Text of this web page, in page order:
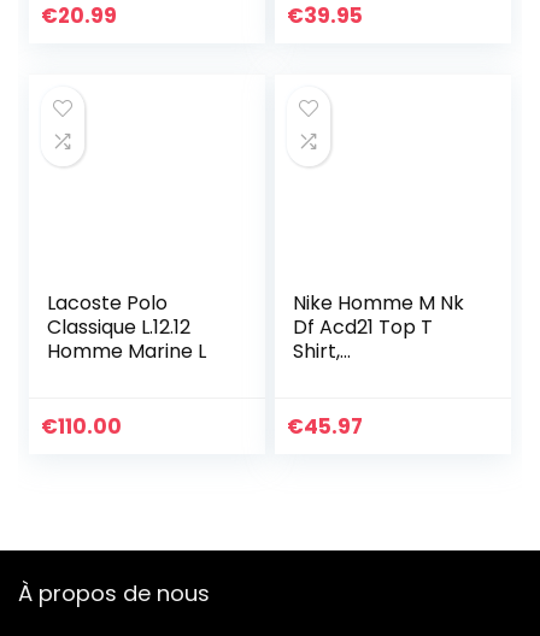
€20.99 €39.95
Lacoste Polo
Classique L.12.12
Homme Marine L
€110.00
Nike Homme M Nk
Df Acd21 Top T
Shirt,
€45.97
À propos de nous